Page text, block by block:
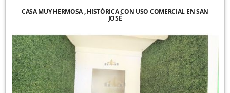
CASA MUY HERMOSA , HISTÓRICA CON USO COMERCIAL EN SAN
JOSÉ